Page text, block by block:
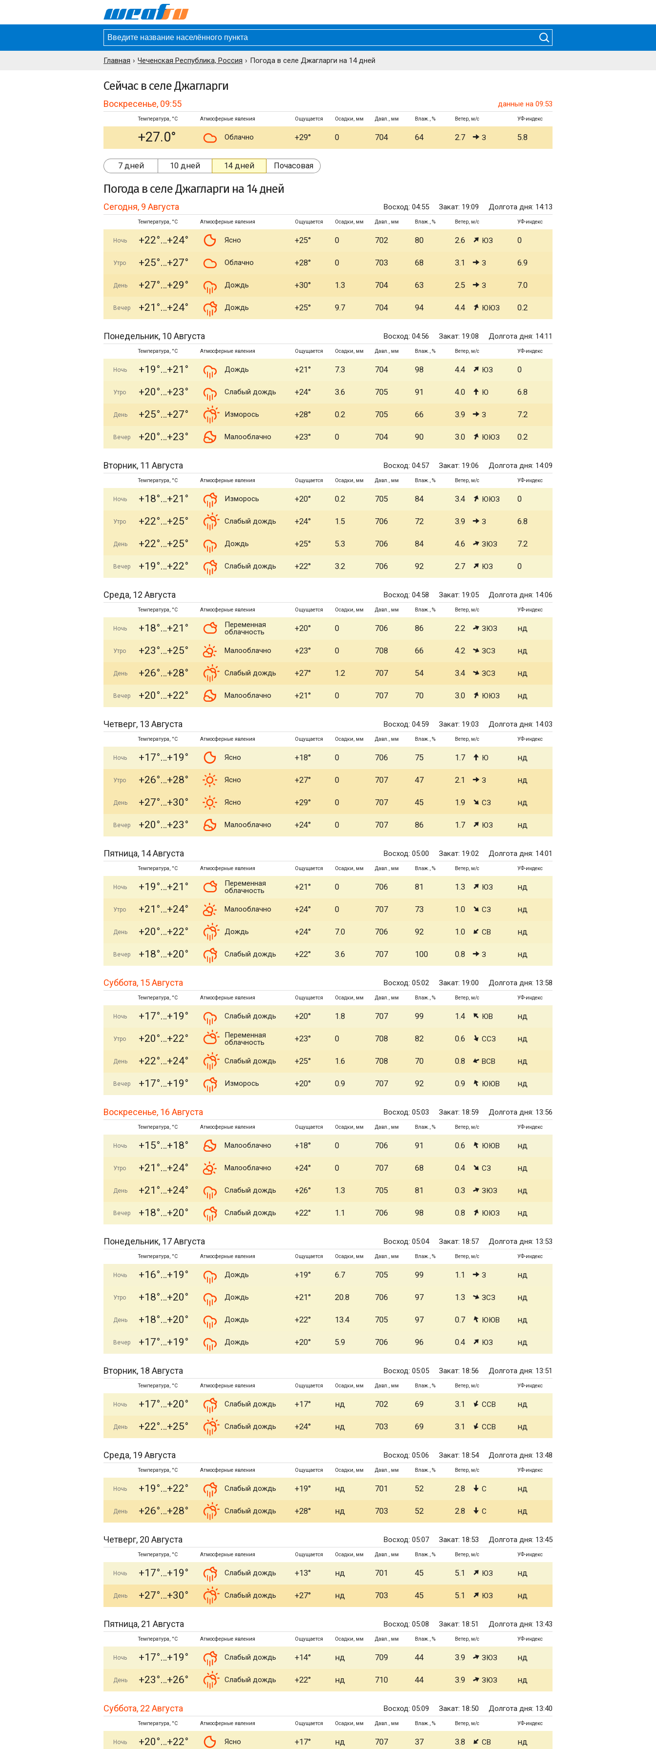
Главная Чеченская Республика, Россия Погода в селе Джагларги на 14 дней
Сейчас в селе Джагларги
Воскресенье, 09:55 данные на 09:53
Температура, °C Атмосферные явления Ощущается Осадки, мм Давл., мм Влаж., % Ветер, м/с УФ-индекс
+27.0° Облачно +29° 0 704 64 2.7 З 5.8
7 дней 10 дней 14 дней Почасовая
Погода в селе Джагларги на 14 дней
Сегодня, 9 Августа Восход: 04:55 Закат: 19:09 Долгота дня: 14:13
Температура, °C Атмосферные явления Ощущается Осадки, мм Давл., мм Влаж., % Ветер, м/с УФ-индекс
Ночь +22° +24° Ясно +25° 0 702 80 2.6 ЮЗ 0
Утро +25° +27° Облачно +28° 0 703 68 3.1 З 6.9
День +27° +29° Дождь +30° 1.3 704 63 2.5 З 7.0
Вечер +21° +24° Дождь +25° 9.7 704 94 4.4 ЮЮЗ 0.2
Понедельник, 10 Августа Восход: 04:56 Закат: 19:08 Долгота дня: 14:11
Температура, °C Атмосферные явления Ощущается Осадки, мм Давл., мм Влаж., % Ветер, м/с УФ-индекс
Ночь +19° +21° Дождь +21° 7.3 704 98 4.4 ЮЗ 0
Утро +20° +23° Слабый дождь +24° 3.6 705 91 4.0 Ю 6.8
День +25° +27° Изморось +28° 0.2 705 66 3.9 З 7.2
Вечер +20° +23° Малооблачно +23° 0 704 90 3.0 ЮЮЗ 0.2
Вторник, 11 Августа Восход: 04:57 Закат: 19:06 Долгота дня: 14:09
Температура, °C Атмосферные явления Ощущается Осадки, мм Давл., мм Влаж., % Ветер, м/с УФ-индекс
Ночь +18° +21° Изморось +20° 0.2 705 84 3.4 ЮЮЗ 0
Утро +22° +25° Слабый дождь +24° 1.5 706 72 3.9 З 6.8
День +22° +25° Дождь +25° 5.3 706 84 4.6 ЗЮЗ 7.2
Вечер +19° +22° Слабый дождь +22° 3.2 706 92 2.7 ЮЗ 0
Среда, 12 Августа Восход: 04:58 Закат: 19:05 Долгота дня: 14:06
Температура, °C Атмосферные явления Ощущается Осадки, мм Давл., мм Влаж., % Ветер, м/с УФ-индекс
Ночь +18° +21°
Переменная
облачность
+20° 0 706 86 2.2 ЗЮЗ нд
Утро +23° +25° Малооблачно +23° 0 708 66 4.2 ЗСЗ нд
День +26° +28° Слабый дождь +27° 1.2 707 54 3.4 ЗСЗ нд
Вечер +20° +22° Малооблачно +21° 0 707 70 3.0 ЮЮЗ нд
Четверг, 13 Августа Восход: 04:59 Закат: 19:03 Долгота дня: 14:03
Температура, °C Атмосферные явления Ощущается Осадки, мм Давл., мм Влаж., % Ветер, м/с УФ-индекс
Ночь +17° +19° Ясно +18° 0 706 75 1.7 Ю нд
Утро +26° +28° Ясно +27° 0 707 47 2.1 З нд
День +27° +30° Ясно +29° 0 707 45 1.9 СЗ нд
Вечер +20° +23° Малооблачно +24° 0 707 86 1.7 ЮЗ нд
Пятница, 14 Августа Восход: 05:00 Закат: 19:02 Долгота дня: 14:01
Температура, °C Атмосферные явления Ощущается Осадки, мм Давл., мм Влаж., % Ветер, м/с УФ-индекс
Ночь +19° +21°
Переменная
облачность
+21° 0 706 81 1.3 ЮЗ нд
Утро +21° +24° Малооблачно +24° 0 707 73 1.0 СЗ нд
День +20° +22° Дождь +24° 7.0 706 92 1.0 СВ нд
Вечер +18° +20° Слабый дождь +22° 3.6 707 100 0.8 З нд
Суббота, 15 Августа Восход: 05:02 Закат: 19:00 Долгота дня: 13:58
Температура, °C Атмосферные явления Ощущается Осадки, мм Давл., мм Влаж., % Ветер, м/с УФ-индекс
Ночь +17° +19° Слабый дождь +20° 1.8 707 99 1.4 ЮВ нд
Утро +20° +22°
Переменная
облачность
+23° 0 708 82 0.6 ССЗ нд
День +22° +24° Слабый дождь +25° 1.6 708 70 0.8 ВСВ нд
Вечер +17° +19° Изморось +20° 0.9 707 92 0.9 ЮЮВ нд
Воскресенье, 16 Августа Восход: 05:03 Закат: 18:59 Долгота дня: 13:56
Температура, °C Атмосферные явления Ощущается Осадки, мм Давл., мм Влаж., % Ветер, м/с УФ-индекс
Ночь +15° +18° Малооблачно +18° 0 706 91 0.6 ЮЮВ нд
Утро +21° +24° Малооблачно +24° 0 707 68 0.4 СЗ нд
День +21° +24° Слабый дождь +26° 1.3 705 81 0.3 ЗЮЗ нд
Вечер +18° +20° Слабый дождь +22° 1.1 706 98 0.8 ЮЮЗ нд
Понедельник, 17 Августа Восход: 05:04 Закат: 18:57 Долгота дня: 13:53
Температура, °C Атмосферные явления Ощущается Осадки, мм Давл., мм Влаж., % Ветер, м/с УФ-индекс
Ночь +16° +19° Дождь +19° 6.7 705 99 1.1 З нд
Утро +18° +20° Дождь +21° 20.8 706 97 1.3 ЗСЗ нд
День +18° +20° Дождь +22° 13.4 705 97 0.7 ЮЮВ нд
Вечер +17° +19° Дождь +20° 5.9 706 96 0.4 ЮЗ нд
Вторник, 18 Августа Восход: 05:05 Закат: 18:56 Долгота дня: 13:51
Температура, °C Атмосферные явления Ощущается Осадки, мм Давл., мм Влаж., % Ветер, м/с УФ-индекс
Ночь +17° +20° Слабый дождь +17° нд 702 69 3.1 ССВ нд
День +22° +25° Слабый дождь +24° нд 703 69 3.1 ССВ нд
Среда, 19 Августа Восход: 05:06 Закат: 18:54 Долгота дня: 13:48
Температура, °C Атмосферные явления Ощущается Осадки, мм Давл., мм Влаж., % Ветер, м/с УФ-индекс
Ночь +19° +22° Слабый дождь +19° нд 701 52 2.8 С нд
День +26° +28° Слабый дождь +28° нд 703 52 2.8 С нд
Четверг, 20 Августа Восход: 05:07 Закат: 18:53 Долгота дня: 13:45
Температура, °C Атмосферные явления Ощущается Осадки, мм Давл., мм Влаж., % Ветер, м/с УФ-индекс
Ночь +17° +19° Слабый дождь +13° нд 701 45 5.1 ЮЗ нд
День +27° +30° Слабый дождь +27° нд 703 45 5.1 ЮЗ нд
Пятница, 21 Августа Восход: 05:08 Закат: 18:51 Долгота дня: 13:43
Температура, °C Атмосферные явления Ощущается Осадки, мм Давл., мм Влаж., % Ветер, м/с УФ-индекс
Ночь +17° +19° Слабый дождь +14° нд 709 44 3.9 ЗЮЗ нд
День +23° +26° Слабый дождь +22° нд 710 44 3.9 ЗЮЗ нд
Суббота, 22 Августа Восход: 05:09 Закат: 18:50 Долгота дня: 13:40
Температура, °C Атмосферные явления Ощущается Осадки, мм Давл., мм Влаж., % Ветер, м/с УФ-индекс
Ночь +20° +22° Ясно +17° нд 707 37 3.8 СВ нд